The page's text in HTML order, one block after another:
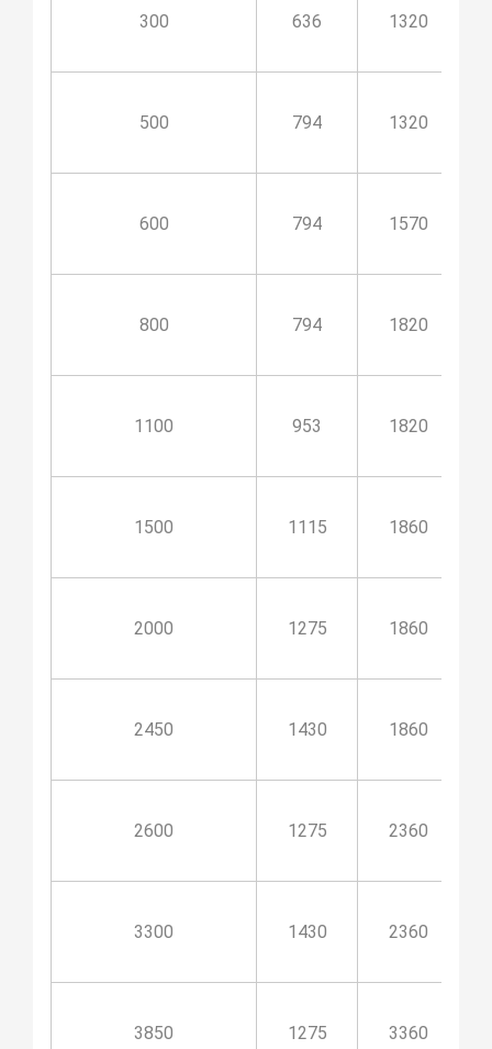
300 636 1320
500 794 1320
600 794 1570
800 794 1820
1100 953 1820
1500 1115 1860
2000 1275 1860
2450 1430 1860
2600 1275 2360
3300 1430 2360
3850 1275 3360